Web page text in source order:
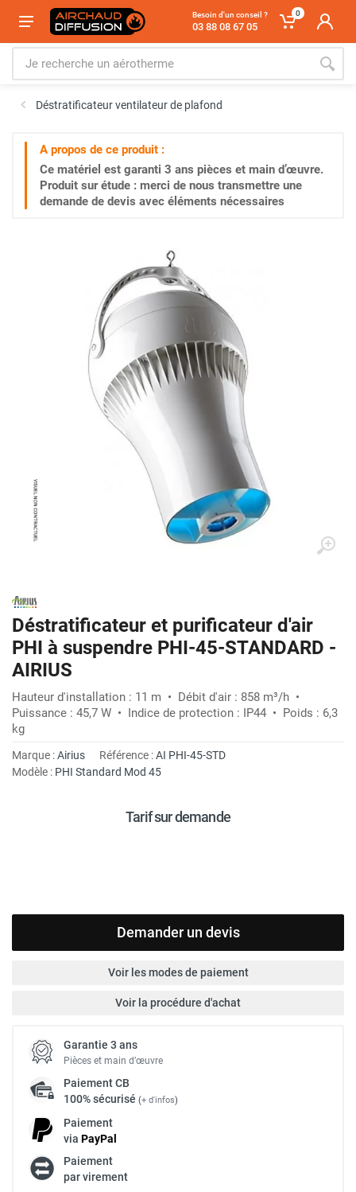
Besoin d'un conseil ?
03 88 08 67 05
0
Déstratificateur ventilateur de plafond
A propos de ce produit :
Ce matériel est garanti 3 ans pièces et main d’œuvre.
Produit sur étude : merci de nous transmettre une
demande de devis avec éléments nécessaires
Déstratificateur et purificateur d'air
PHI à suspendre PHI-45-STANDARD -
AIRIUS
Hauteur d'installation : 11 m • Débit d'air : 858 m³/h •
Puissance : 45,7 W • Indice de protection : IP44 • Poids : 6,3
kg
Marque :Airius Référence :AI PHI-45-STD
Modèle : PHI Standard Mod 45
Tarif sur demande
Demander un devis
Voir les modes de paiement
Voir la procédure d'achat
Garantie 3 ans
Pièces et main d’œuvre
PaiementCB
100% sécurisé (+ d'infos)
Paiement
via PayPal
Paiement
par virement